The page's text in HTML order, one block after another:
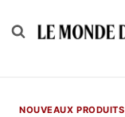
to
NOUVEAUX PRODUITS